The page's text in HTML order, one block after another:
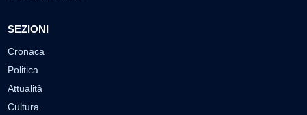
SEZIONI
Cronaca
Politica
Attualità
Cultura